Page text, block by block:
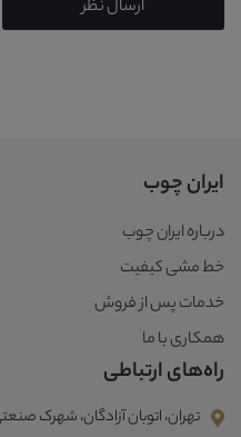
ارسال نظر
ایران چوب
درباره ایران چوب
خط مشی کیفیت
خدمات پس از فروش
همکاری با ما
راه‌های ارتباطی